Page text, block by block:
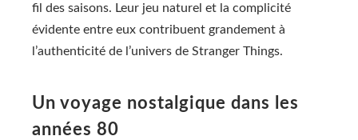
fil des saisons. Leur jeu naturel et la complicité
évidente entre eux contribuent grandement à
l’authenticité de l’univers de Stranger Things.
Un voyage nostalgique dans les
années 80